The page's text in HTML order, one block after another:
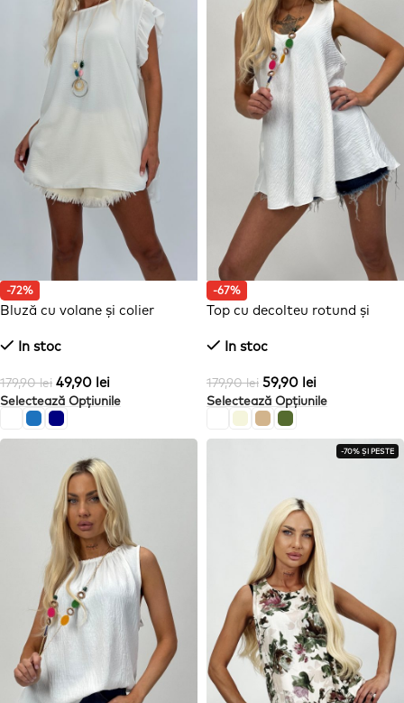
-72%
Bluză cu volane și colier
In stoc
179,90lei 49,90 lei
Selectează Opțiunile
-67%
Top cu decolteu rotund și
In stoc
179,90lei 59,90 lei
Selectează Opțiunile
-70% ȘI PESTE